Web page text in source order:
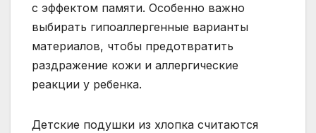
с эффектом памяти. Особенно важно
выбирать гипоаллергенные варианты
материалов, чтобы предотвратить
раздражение кожи и аллергические
реакции у ребенка.
Детские подушки из хлопка считаются